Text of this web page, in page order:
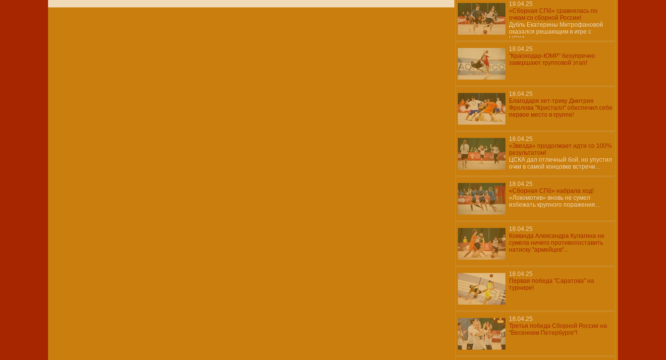
19.04.25
«Сборная СПб» сравнялась по
очкам со сборной России!
Дубль Екатерины Митрофановой
оказался решающим в игре с
ЦСКА…
18.04.25
"Краснодар-ЮМР" безупречно
завершают групповой этап!
18.04.25
Благодаря хет-трику Дмитрия
Фролова "Кристалл" обеспечил себе
первое место в группе!
18.04.25
«Звезда» продолжает идти со 100%
результатом!
ЦСКА дал отличный бой, но упустил
очки в самой концовке встречи…
18.04.25
«Сборная СПб» набрала ход!
«Локомотив» вновь не сумел
избежать крупного поражения…
18.04.25
Команда Александра Кулагина не
сумела ничего противопоставить
натиску "армейцев"...
18.04.25
Первая победа "Саратова" на
турнире!
18.04.25
Третья победа Сборной России на
"Весеннем Петербурге"!